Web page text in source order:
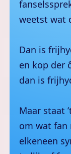
weetst wat
Dan is
en kop der
dan is
Maar staat
om wat fan
elkeneen